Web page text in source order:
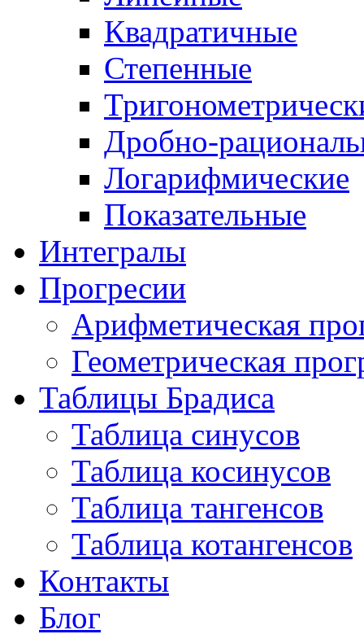
Квадратичные
Степенные
Дробно-
Логарифмические
Показательные
Интегралы
Прогресии
Арифметическая
Геометрическая
Таблицы Брадиса
Таблица синусов
Таблица косинусов
Таблица тангенсов
Таблица котангенсов
Контакты
Блог